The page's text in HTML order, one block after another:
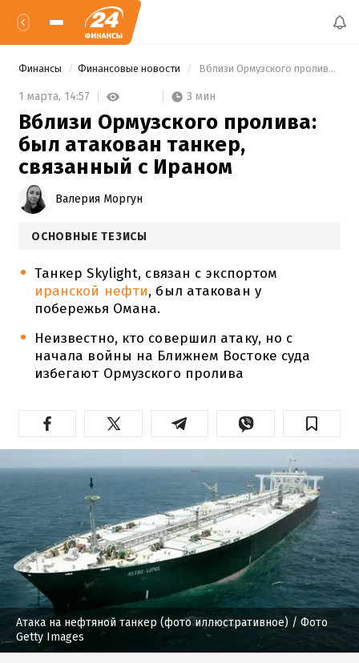
Финансы Финансовые новости Вблизи Ормузского пролива: был атакован танкер, связанный с Ираном
1 марта, 14:57 3 мин
Вблизи Ормузского пролива:
был атакован танкер,
связанный с Ираном
Валерия Моргун
ОСНОВНЫЕ ТЕЗИСЫ
Танкер Skylight, связан с экспортом
иранской нефти, был атакован у
побережья Омана.
Неизвестно, кто совершил атаку, но с
начала войны на Ближнем Востоке суда
избегают Ормузского пролива
Атака на нефтяной танкер (фото иллюстративное) / Фото
Getty Images